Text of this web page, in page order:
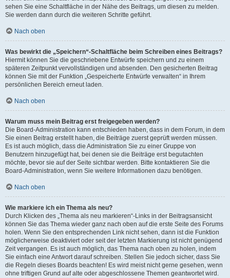
sehen Sie eine Schaltfläche in der Nähe des Beitrags, um diesen zu melden.
Sie werden dann durch die weiteren Schritte geführt.
Nach oben
Was bewirkt die „Speichern“-Schaltfläche beim Schreiben eines Beitrags?
Hiermit können Sie die geschriebene Entwürfe speichern und zu einem
späteren Zeitpunkt vervollständigen und absenden. Den gesicherten Beitrag
können Sie mit der Funktion „Gespeicherte Entwürfe verwalten“ in Ihrem
persönlichen Bereich erneut laden.
Nach oben
Warum muss mein Beitrag erst freigegeben werden?
Die Board-Administration kann entschieden haben, dass in dem Forum, in dem
Sie einen Beitrag erstellt haben, die Beiträge zuerst geprüft werden müssen.
Es ist auch möglich, dass die Administration Sie zu einer Gruppe von
Benutzern hinzugefügt hat, bei denen sie die Beiträge erst begutachten
möchte, bevor sie auf der Seite sichtbar werden. Bitte kontaktieren Sie die
Board-Administration, wenn Sie weitere Informationen dazu benötigen.
Nach oben
Wie markiere ich ein Thema als neu?
Durch Klicken des „Thema als neu markieren“-Links in der Beitragsansicht
können Sie das Thema wieder ganz nach oben auf die erste Seite des Forums
holen. Wenn Sie den entsprechenden Link nicht sehen, dann ist die Funktion
möglicherweise deaktiviert oder seit der letzten Markierung ist nicht genügend
Zeit vergangen. Es ist auch möglich, das Thema nach oben zu holen, indem
Sie einfach eine Antwort darauf schreiben. Stellen Sie jedoch sicher, dass Sie
die Regeln dieses Boards beachten! Es wird meist nicht gerne gesehen, wenn
ohne triftigen Grund auf alte oder abgeschlossene Themen geantwortet wird.